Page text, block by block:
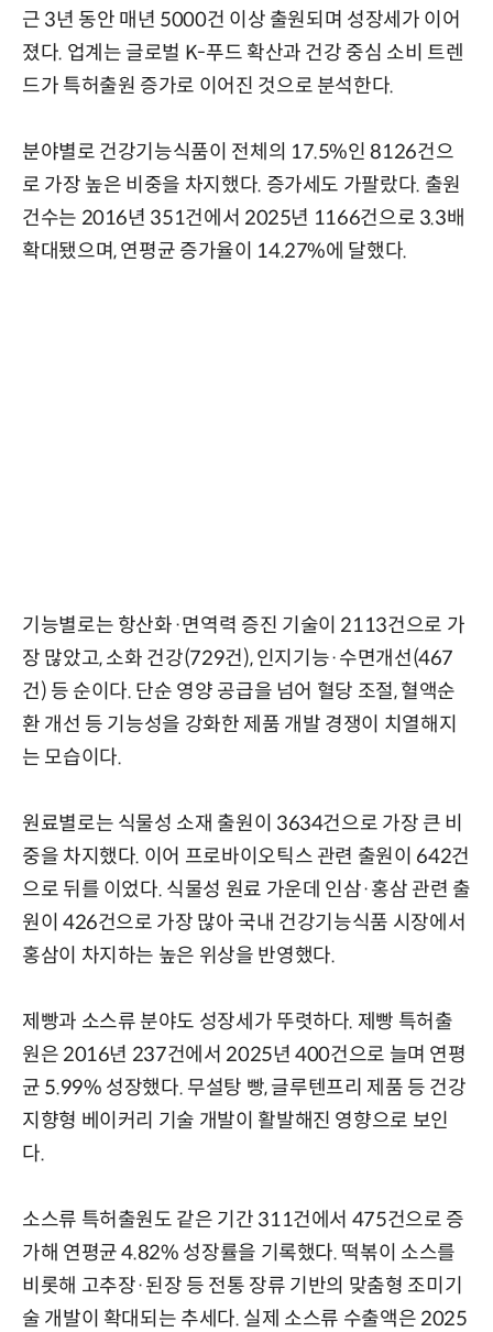
근 3년 동안 매년 5000건 이상 출원되며 성장세가 이어
졌다. 업계는 글로벌 K-푸드 확산과 건강 중심 소비 트렌
드가 특허출원 증가로 이어진 것으로 분석한다.
분야별로 건강기능식품이 전체의 17.5%인 8126건으
로 가장 높은 비중을 차지했다. 증가세도 가팔랐다. 출원
건수는 2016년 351건에서 2025년 1166건으로 3.3배
확대됐으며, 연평균 증가율이 14.27%에 달했다.
기능별로는 항산화·면역력 증진 기술이 2113건으로 가
장 많았고, 소화 건강(729건), 인지기능·수면개선(467
건) 등 순이다. 단순 영양 공급을 넘어 혈당 조절, 혈액순
환 개선 등 기능성을 강화한 제품 개발 경쟁이 치열해지
는 모습이다.
원료별로는 식물성 소재 출원이 3634건으로 가장 큰 비
중을 차지했다. 이어 프로바이오틱스 관련 출원이 642건
으로 뒤를 이었다. 식물성 원료 가운데 인삼·홍삼 관련 출
원이 426건으로 가장 많아 국내 건강기능식품 시장에서
홍삼이 차지하는 높은 위상을 반영했다.
제빵과 소스류 분야도 성장세가 뚜렷하다. 제빵 특허출
원은 2016년 237건에서 2025년 400건으로 늘며 연평
균 5.99% 성장했다. 무설탕 빵, 글루텐프리 제품 등 건강
지향형 베이커리 기술 개발이 활발해진 영향으로 보인
다.
소스류 특허출원도 같은 기간 311건에서 475건으로 증
가해 연평균 4.82% 성장률을 기록했다. 떡볶이 소스를
비롯해 고추장·된장 등 전통 장류 기반의 맞춤형 조미기
술 개발이 확대되는 추세다. 실제 소스류 수출액은 2025